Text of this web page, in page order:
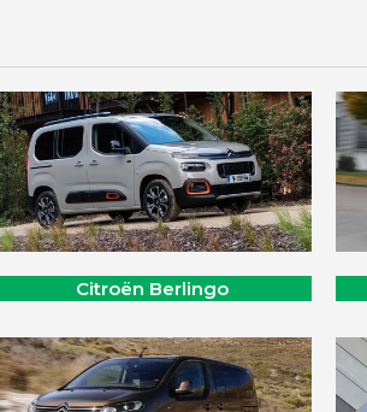
Citroën Berlingo